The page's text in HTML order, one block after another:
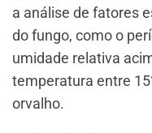
a análise de fatores
do fungo, como o
umidade relativa
temperatura entre
orvalho.